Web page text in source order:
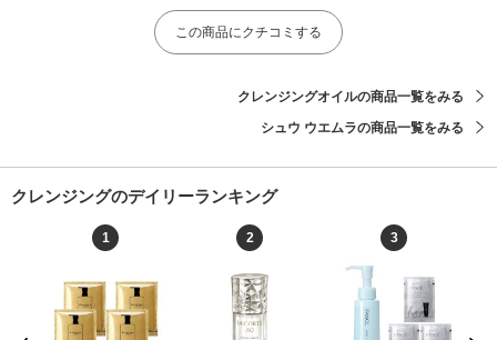
この商品にクチコミする
クレンジングオイルの商品一覧をみる
シュウ ウエムラの商品一覧をみる
クレンジングのデイリーランキング
1 2 3